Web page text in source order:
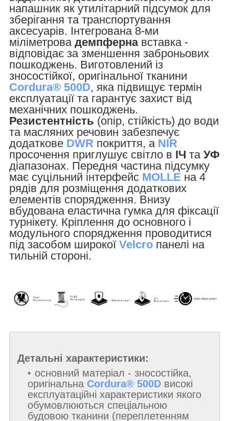
напашник як утилітарний підсумок для
зберігання та транспортування
аксесуарів. Інтегрована 8-ми
міліметрова демпфернавставка -
відповідає за зменшення заброньових
пошкоджень. Виготовлений із
зносостійкої, оригінальної тканини
Cordura® 500D, яка підвищує термін
експлуатації та гарантує захист від
механічних пошкоджень.
Резистентність (опір, стійкість) до води
та масляних речовин забезпечує
додаткове DWR покриття, а NIR
просочення приглушує світло в ІЧ та УФ
діапазонах. Передня частина підсумку
має суцільний інтерфейс MOLLE на 4
рядів для розміщення додаткових
елементів спорядження. Внизу
вбудована еластична гумка для фіксації
турнікету. Кріплення до основного і
модульного спорядження проводитися
під засобом широкої Velcro панелі на
тильній стороні.
Детальні характеристики:
основний матеріал - зносостійка,
оригінальна Cordura® 500D високі
експлуатаційні характеристики якого
обумовлюються спеціальною
будовою тканини (переплетенням